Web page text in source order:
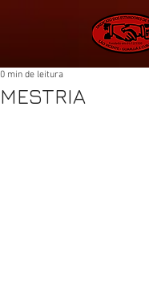
MESTRIA
0 min de leitura